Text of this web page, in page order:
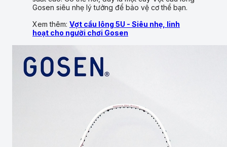
Gosen siêu nhẹ lý tưởng để bảo vệ cơ thể bạn.
Xem thêm: Vợt cầu lông 5U - Siêu nhẹ, linh
hoạt cho người chơi Gosen